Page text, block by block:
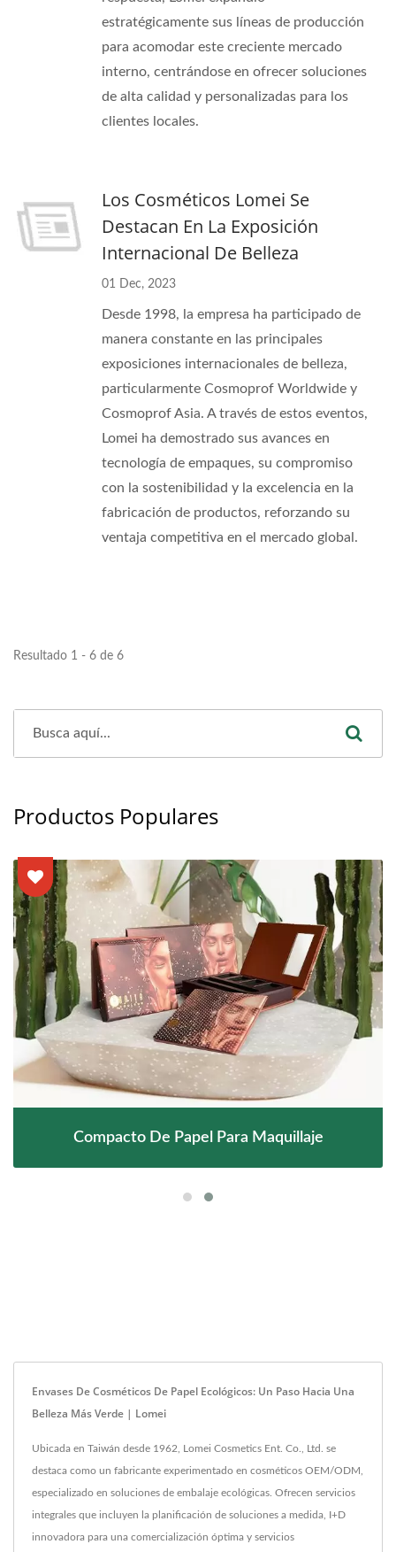
estratégicamente sus líneas de producción
para acomodar este creciente mercado
interno, centrándose en ofrecer soluciones
de alta calidad y personalizadas para los
clientes locales.
Los Cosméticos Lomei Se
Destacan En La Exposición
Internacional De Belleza
01 Dec, 2023
Desde 1998, la empresa ha participado de
manera constante en las principales
exposiciones internacionales de belleza,
particularmente Cosmoprof Worldwide y
Cosmoprof Asia. A través de estos eventos,
Lomei ha demostrado sus avances en
tecnología de empaques, su compromiso
con la sostenibilidad y la excelencia en la
fabricación de productos, reforzando su
ventaja competitiva en el mercado global.
Resultado 1 - 6 de 6
Productos Populares
Compacto De Papel Para Maquillaje
Envases De Cosméticos De Papel Ecológicos: Un Paso Hacia Una
Belleza Más Verde | Lomei
Ubicada en Taiwán desde 1962, Lomei Cosmetics Ent. Co., Ltd. se
destaca como un fabricante experimentado en cosméticos OEM/ODM,
especializado en soluciones de embalaje ecológicas. Ofrecen servicios
integrales que incluyen la planificación de soluciones a medida, I+D
innovadora para una comercialización óptima y servicios